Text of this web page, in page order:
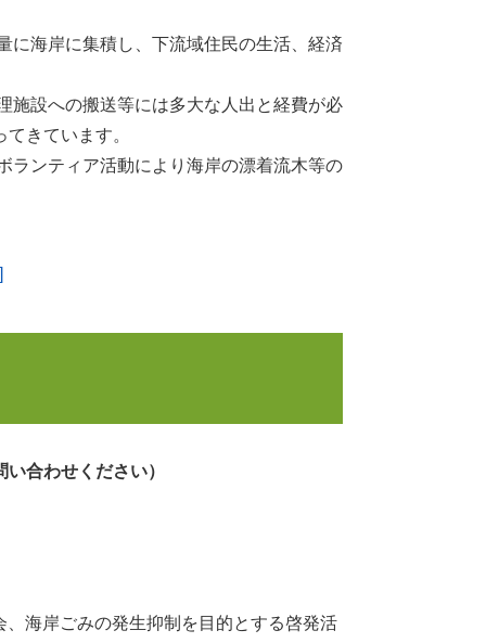
海岸に集積し、下流域住民の生活、経済
設への搬送等には多大な人出と経費が必
きています。
ンティア活動により海岸の漂着流木等の
合わせください）
岸ごみの発生抑制を目的とする啓発活